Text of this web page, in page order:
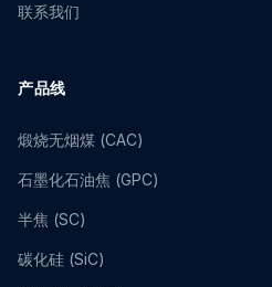
联系我们
产品线
煅烧无烟煤 (CAC)
石墨化石油焦 (GPC)
半焦 (SC)
碳化硅 (SiC)